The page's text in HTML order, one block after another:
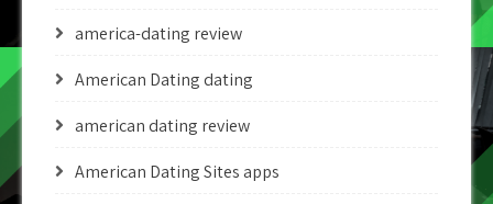
america-dating review
American Dating dating
american dating review
American Dating Sites apps